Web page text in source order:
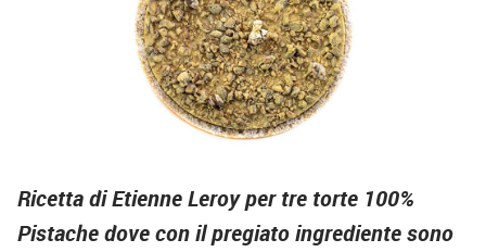
Ricetta di Etienne Leroy per tre torte 100%
Pistache dove con il pregiato ingrediente sono